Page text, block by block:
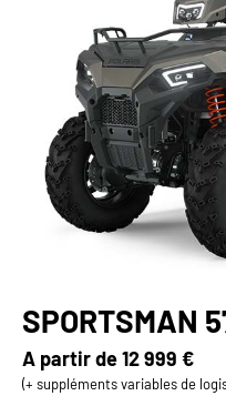
SPORTSMAN
A partir de12 999 €
(+ suppléments variables de